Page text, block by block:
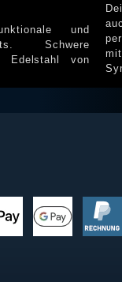
und
Edelstahl von
Deiner
mit einem